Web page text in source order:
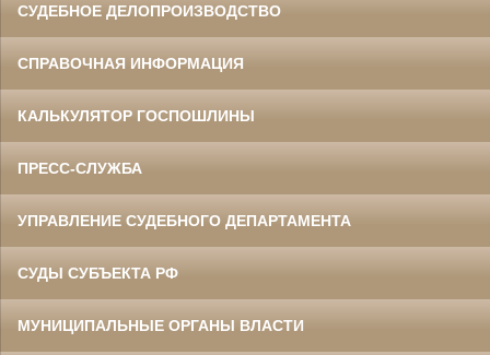
СУДЕБНОЕ ДЕЛОПРОИЗВОДСТВО
СПРАВОЧНАЯ ИНФОРМАЦИЯ
КАЛЬКУЛЯТОР ГОСПОШЛИНЫ
ПРЕСС-СЛУЖБА
УПРАВЛЕНИЕ СУДЕБНОГО ДЕПАРТАМЕНТА
СУДЫ СУБЪЕКТА РФ
МУНИЦИПАЛЬНЫЕ ОРГАНЫ ВЛАСТИ